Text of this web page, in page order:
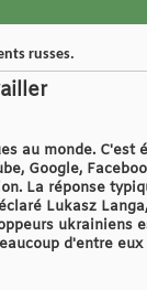
russes.
au monde. C'est
Google,
La réponse
Lukasz
ukrainiens
d'entre